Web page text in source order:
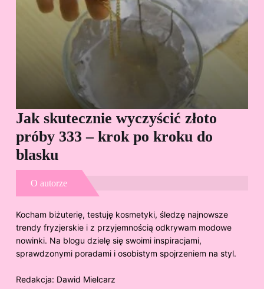
Jak skutecznie wyczyścić złoto
próby 333 – krok po kroku do
blasku
O autorze
Kocham biżuterię, testuję kosmetyki, śledzę najnowsze
trendy fryzjerskie i z przyjemnością odkrywam modowe
nowinki. Na blogu dzielę się swoimi inspiracjami,
sprawdzonymi poradami i osobistym spojrzeniem na styl.
Redakcja: Dawid Mielcarz